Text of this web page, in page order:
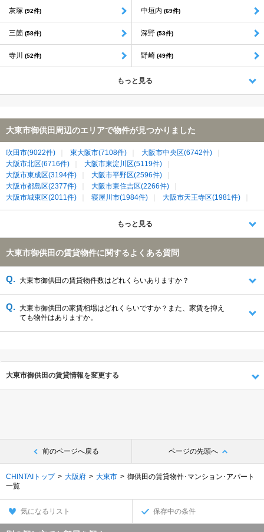
灰塚 (92件) 中垣内 (69件)
三箇 (58件) 深野 (53件)
寺川 (52件) 野崎 (49件)
もっと見る
大東市御供田周辺のエリアで物件が見つかりました
吹田市(9022件) 東大阪市(7108件)
大阪市中央区(6742件)
大阪市北区(6716件)
大阪市東淀川区(5119件)
大阪市東成区(3194件)
大阪市平野区(2596件)
大阪市都島区(2377件)
大阪市東住吉区(2266件)
大阪市城東区(2011件)
寝屋川市(1984件)
大阪市天王寺区(1981件)
大阪市生野区(1980件)
大阪市阿倍野区(1643件)
八尾市(1336件)
守口市(1149件)
生駒郡平群町(32件)
もっと見る
大東市御供田の賃貸物件に関するよくある質問
大東市御供田の賃貸物件数はどれくらいありますか？
大東市御供田の家賃相場はどれくらいですか？また、家賃を抑え
ても物件はありますか。
大東市御供田の賃貸情報を変更する
前のページへ戻る ページの先頭へ
CHINTAIトップ 大阪府 大東市
御供田の賃貸物件･マンション･アパート
一覧
気になるリスト 保存中の条件